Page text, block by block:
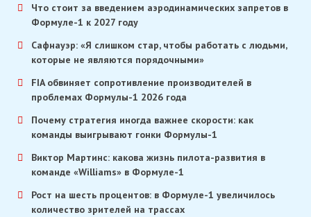
Что стоит за введением аэродинамических запретов в
Формуле-1 к 2027 году
Сафнауэр: «Я слишком стар, чтобы работать с людьми,
которые не являются порядочными»
FIA обвиняет сопротивление производителей в
проблемах Формулы-1 2026 года
Почему стратегия иногда важнее скорости: как
команды выигрывают гонки Формулы-1
Виктор Мартинс: какова жизнь пилота-развития в
команде «Williams» в Формуле-1
Рост на шесть процентов: в Формуле-1 увеличилось
количество зрителей на трассах